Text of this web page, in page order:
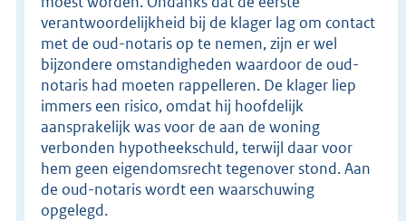
verantwoordelijkheid bij de klager lag om contact
met de oud-notaris op te nemen, zijn er wel
bijzondere omstandigheden waardoor de oud-
notaris had moeten rappelleren. De klager liep
immers een risico, omdat hij hoofdelijk
aansprakelijk was voor de aan de woning
verbonden hypotheekschuld, terwijl daar voor
hem geen eigendomsrecht tegenover stond. Aan
de oud-notaris wordt een waarschuwing
opgelegd.